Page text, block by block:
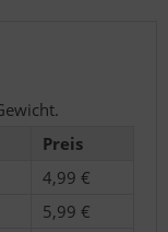
Preis
4,99 €
5,99 €